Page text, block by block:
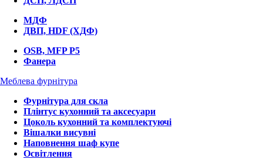
МДФ
ДВП, HDF (ХДФ)
OSB, MFP P5
Фанера
Меблева фурнітура
Фурнітура для скла
Плінтус кухонний та аксесуари
Цоколь кухонний та комплектуючі
Вішалки висувні
Наповнення шаф купе
Освітлення